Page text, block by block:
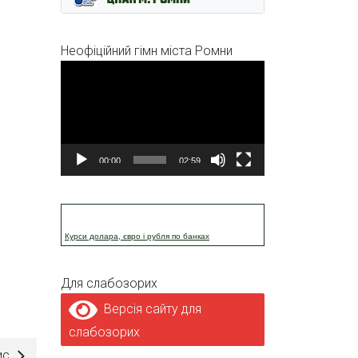
Неофіційний гімн міста Ромни
00:00 02:59
Курси долара, євро і рубля по банках
Для слабозорих
Версія сайту для
слабозорих